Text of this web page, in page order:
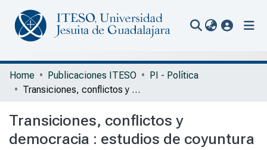
Communities & Collections
All of Repository
Statistics
Portal Biblioteca
Home Publicaciones ITESO
PI - Política
Transiciones, conflictos y democracia : estudios de coyuntura
Transiciones, conflictos y
democracia : estudios de coyuntura